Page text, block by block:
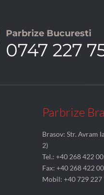
Parbrize Bucuresti
0747 227
Parbrize
Brasov: Str. Avram
2)
Tel.: +40 268 422
Fax: +40 268 422
Mobil: +40 729 227